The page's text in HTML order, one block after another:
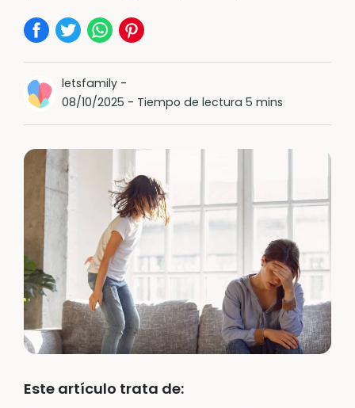
letsfamily -
08/10/2025 - Tiempo de lectura 5 mins
Este artículo trata de: